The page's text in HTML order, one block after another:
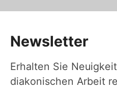
Newsletter
Erhalten Sie
diakonischen Arbeit